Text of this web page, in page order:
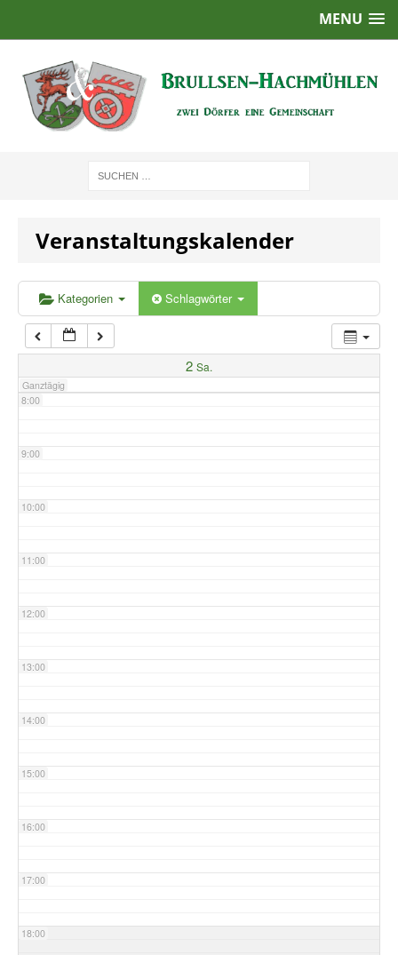
MENU
Veranstaltungskalender
Kategorien Schlagwörter
2 Sa.
Ganztägig
2:00
5:00
6:00
7:00
8:00
9:00
10:00
11:00
12:00
13:00
14:00
15:00
16:00
17:00
18:00